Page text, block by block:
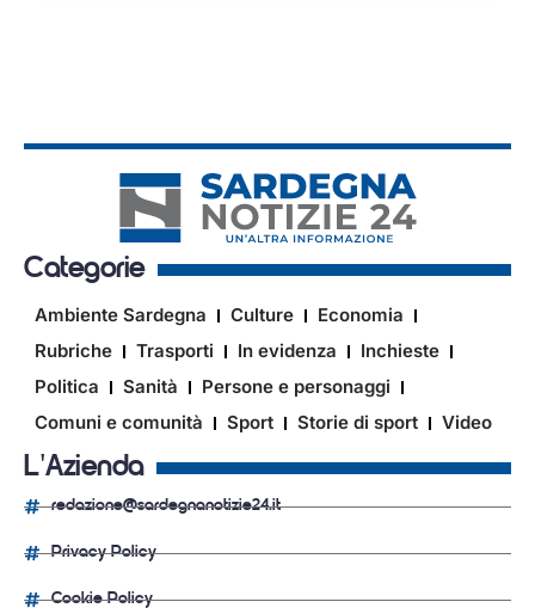
Categorie
Ambiente Sardegna Culture
Economia
Rubriche
Trasporti In evidenza
Inchieste
Politica
Sanità
Persone e personaggi
Comuni e comunità
Sport Storie di sport Video
L'Azienda
redazione@sardegnanotizie24.it
Privacy Policy
Cookie Policy